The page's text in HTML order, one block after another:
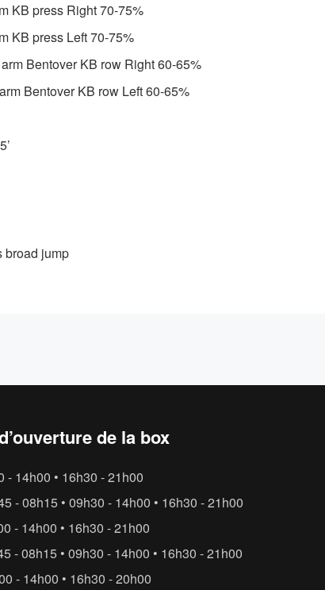
KB press Right 70-75%
KB press Left 70-75%
Bentover KB row Right 60-65%
Bentover KB row Left 60-65%
broad jump
de la box
- 14h00 • 16h30 - 21h00
- 08h15 • 09h30 - 14h00 • 16h30 - 21h00
- 14h00 • 16h30 - 21h00
- 08h15 • 09h30 - 14h00 • 16h30 - 21h00
- 14h00 • 16h30 - 20h00